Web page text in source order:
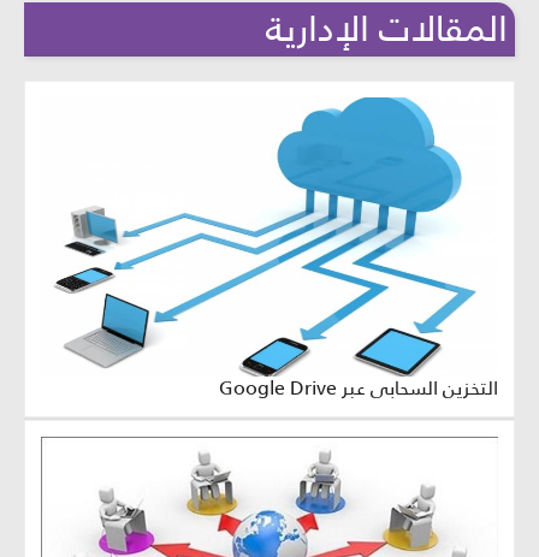
المقالات الإدارية
التخزين السحابي عبر Google Drive